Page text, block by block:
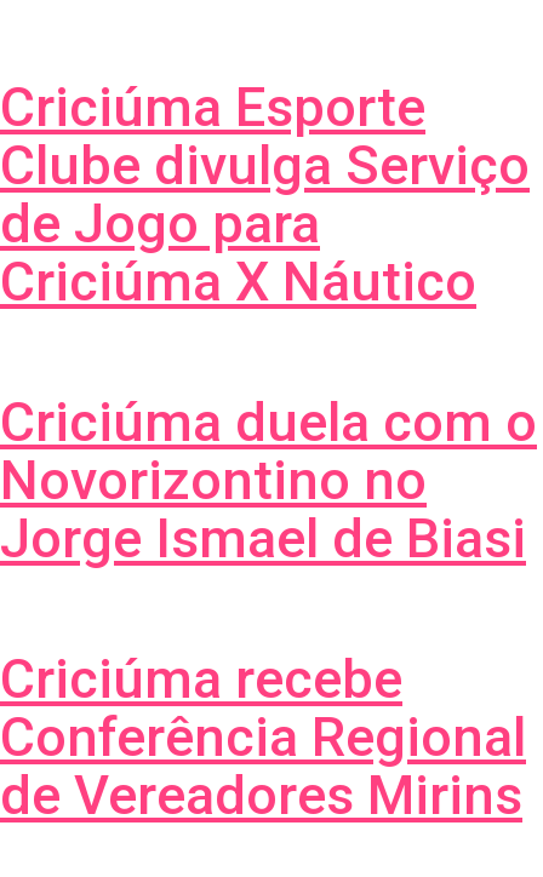
Criciúma Esporte
Clube divulga Serviço
de Jogo para
Criciúma X Náutico
Criciúma duela com o
Novorizontino no
Jorge Ismael de Biasi
Criciúma recebe
Conferência Regional
de Vereadores Mirins